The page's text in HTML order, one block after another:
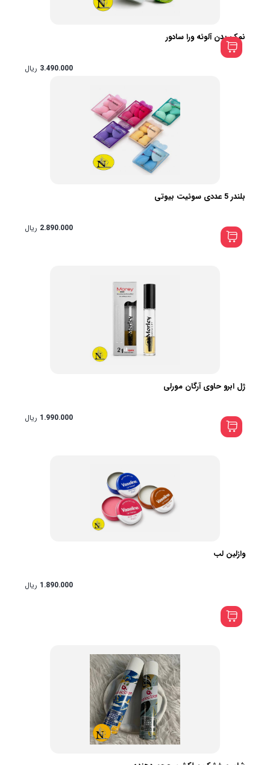
نمک بدن آلوئه ورا سادور
3.490.000 ریال
بلندر 5 عددی سوئیت بیوتی
2.890.000 ریال
ژل ابرو حاوی آرگان مورلی
1.990.000 ریال
وازلین لب
1.890.000 ریال